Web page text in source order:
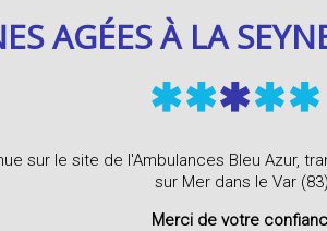
AGÉES À LA
sur le site de l'Ambulances Bleu Azur,
sur Mer dans le Var
Merci de votre